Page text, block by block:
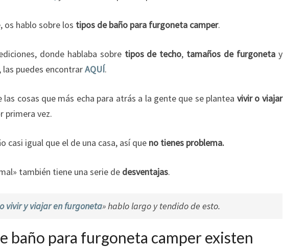
os hablo sobre los tipos de baño para furgoneta camper.
donde hablaba sobretipos de techo, tamaños de furgonetay
, las puedes encontrarAQUÍ.
las cosas que más echa para atrás a la gente que se plantea vivir o viajar
primera vez.
casi igual que el de una casa, así que no tienes problema.
también tiene una serie de desventajas.
vivir y viajar en furgoneta» hablo largo y tendido de esto.
baño para furgoneta camper existen